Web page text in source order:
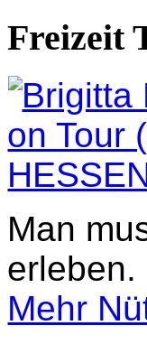
Freizeit
Man
erleben.
Mehr